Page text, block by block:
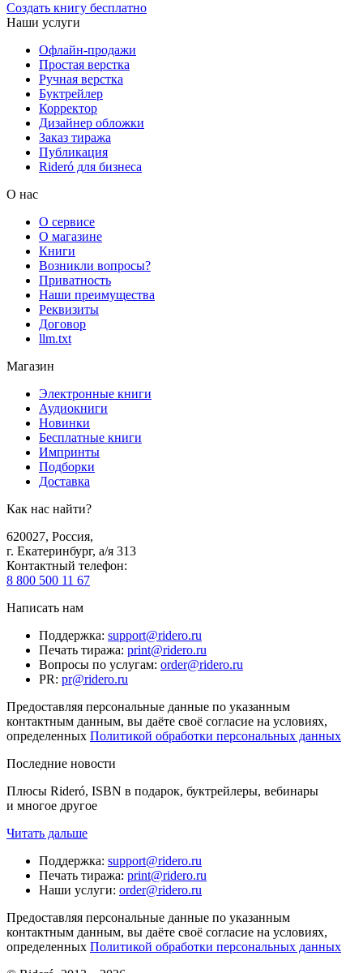
Создать книгу бесплатно
Наши услуги
Офлайн-продажи
Простая верстка
Ручная верстка
Буктрейлер
Корректор
Дизайнер обложки
Заказ тиража
Публикация
Rideró для бизнеса
О нас
О сервисе
О магазине
Книги
Возникли вопросы?
Приватность
Наши преимущества
Реквизиты
Договор
llm.txt
Магазин
Электронные книги
Аудиокниги
Новинки
Бесплатные книги
Импринты
Подборки
Доставка
Как нас найти?
620027, Россия,
г. Екатеринбург, а/я 313
Контактный телефон:
8 800 500 11 67
Написать нам
Поддержка: support@ridero.ru
Печать тиража: print@ridero.ru
Вопросы по услугам: order@ridero.ru
PR: pr@ridero.ru
Предоставляя персональные данные по указанным
контактным данным, вы даёте своё согласие на условиях,
определенных Политикой обработки персональных данных
Последние новости
Плюсы Rideró, ISBN в подарок, буктрейлеры, вебинары
и многое другое
Читать дальше
Поддержка: support@ridero.ru
Печать тиража: print@ridero.ru
Наши услуги: order@ridero.ru
Предоставляя персональные данные по указанным
контактным данным, вы даёте своё согласие на условиях,
определенных Политикой обработки персональных данных